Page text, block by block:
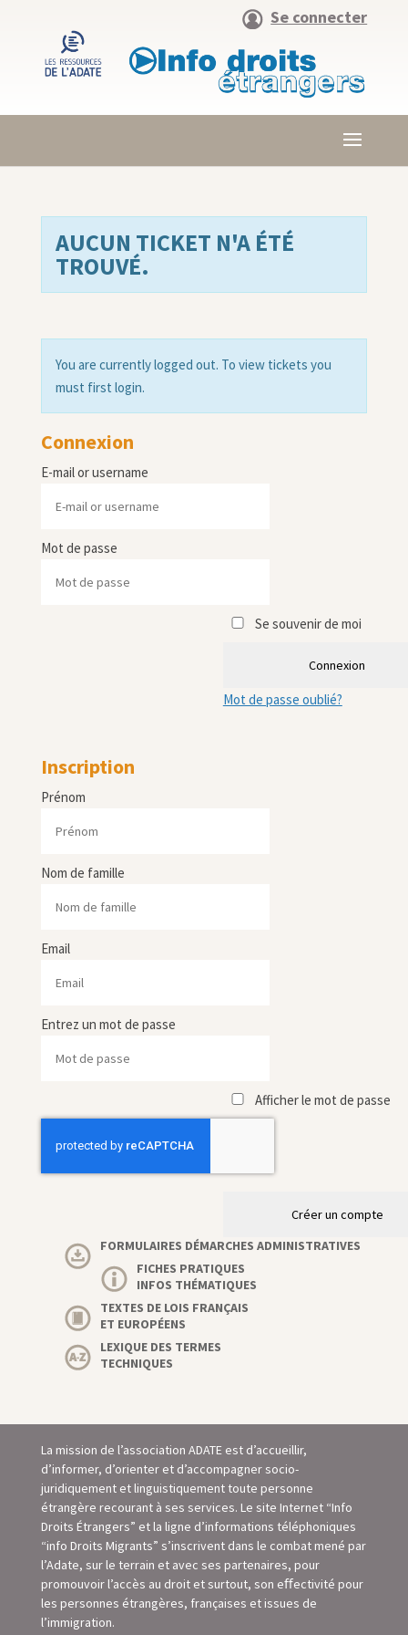
Se connecter
AUCUN TICKET N'A ÉTÉ
TROUVÉ.
You are currently logged out. To view tickets you
must first login.
Connexion
E-mail or username
Mot de passe
Se souvenir de moi
Connexion
Mot de passe oublié?
Inscription
Prénom
Nom de famille
Email
Entrez un mot de passe
Afficher le mot de passe
Créer un compte
FORMULAIRES DÉMARCHES ADMINISTRATIVES
FICHES PRATIQUES
INFOS THÉMATIQUES
TEXTES DE LOIS FRANÇAIS
ET EUROPÉENS
LEXIQUE DES TERMES
TECHNIQUES
La mission de l’association ADATE est d’accueillir,
d’informer, d’orienter et d’accompagner socio-
juridiquement et linguistiquement toute personne
étrangère recourant à ses services. Le site Internet “Info
Droits Étrangers” et la ligne d’informations téléphoniques
“info Droits Migrants” s’inscrivent dans le combat mené par
l’Adate, sur le terrain et avec ses partenaires, pour
promouvoir l’accès au droit et surtout, son eﬀectivité pour
les personnes étrangères, françaises et issues de
l’immigration.